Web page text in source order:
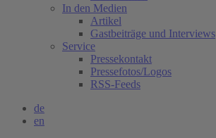
In den Medien
Artikel
Gastbeiträge und Interviews
Service
Pressekontakt
Pressefotos/Logos
RSS-Feeds
de
en